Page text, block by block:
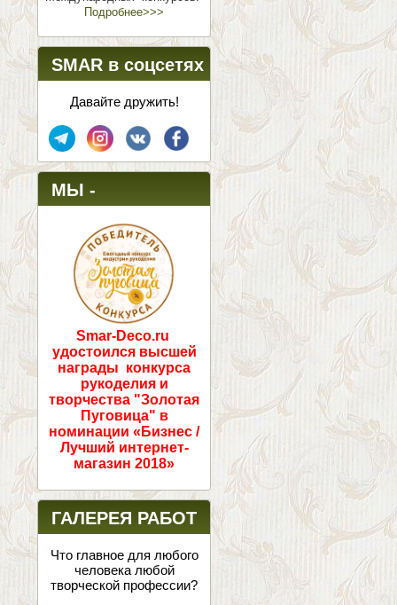
Подробнее>>>
SMAR в соцсетях
Давайте дружить!
МЫ -
ПОБЕДИТЕЛИ!
Smar-Deco.ru
удостоился высшей
награды конкурса
рукоделия и
творчества "Золотая
Пуговица" в
номинации «Бизнес /
Лучший интернет-
магазин 2018»
ГАЛЕРЕЯ РАБОТ
Что главное для любого
человека любой
творческой профессии?